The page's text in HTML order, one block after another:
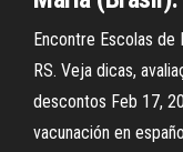
Encontre Escolas de
RS. Veja dicas,
descontos Feb 17,
vacunación en